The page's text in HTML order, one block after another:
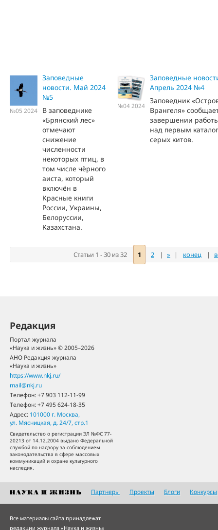
№05 2024
Заповедные
новости. Май 2024
№5
В заповеднике
«Брянский лес»
отмечают
снижение
численности
некоторых птиц, в
том числе чёрного
аиста, который
включён в
Красные книги
России, Украины,
Белоруссии,
Казахстана.
№04 2024
Заповедные
Апрель 2024 №4
Заповедник
Врангеля»
завершении
над первым
серых китов.
Статьи 1 - 30 из 32 1 2 | » | конец |
Редакция
Портал журнала
«Наука и жизнь» © 2005–2026
АНО Редакция журнала
«Наука и жизнь»
https://www.nkj.ru/
mail@nkj.ru
Телефон:+7 903 112-11-99
Телефон:+7 495 624-18-35
Адрес: 101000 г. Москва,
ул. Мясницкая, д. 24/7, стр.1
Свидетельство о регистрации ЭЛ №ФС 77-
20213 от 14.12.2004 выдано Федеральной
службой по надзору за соблюдением
законодательства в сфере массовых
коммуникаций и охране культурного
наследия.
Партнеры Проекты Блоги Конкурсы
Все материалы сайта принадлежат
редакции журнала «Наука и жизнь»